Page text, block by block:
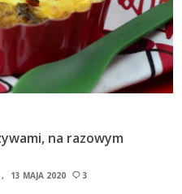
na razowym
13 MAJA 2020 3